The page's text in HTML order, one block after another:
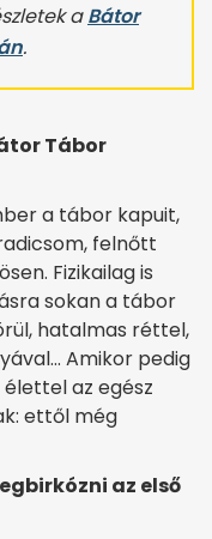
aBátor
.
Tábor
a tábor kapuit,
felnőtt
Fizikailag is
sokan a tábor
hatalmas réttel,
Amikor pedig
az egész
ettől még
az első